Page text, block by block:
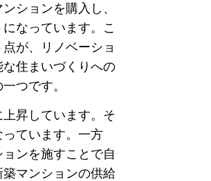
ションを購入し、
なっています。こ
が、リノベーショ
住まいづくりへの
つです。
昇しています。そ
ています。一方
ンを施すことで自
マンションの供給